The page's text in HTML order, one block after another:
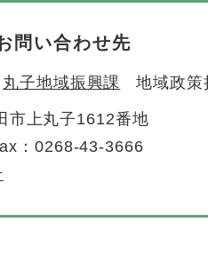
問い合わせ先
丸子地域振興課 地域政策
市上丸子1612番地
：0268-43-3666